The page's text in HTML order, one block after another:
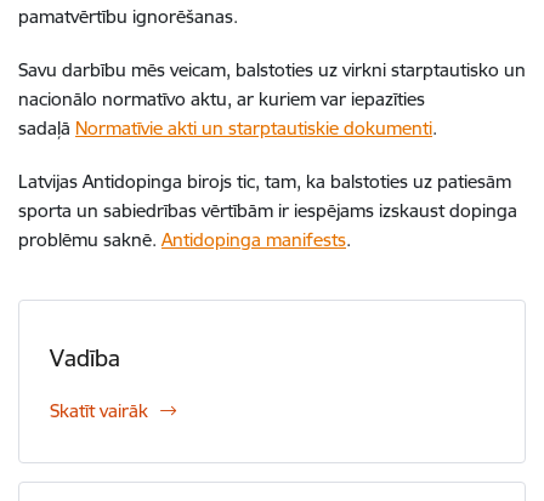
pamatvērtību ignorēšanas.
Savu darbību mēs veicam, balstoties uz virkni starptautisko un
nacionālo normatīvo aktu, ar kuriem var iepazīties
sadaļā Normatīvie akti un starptautiskie dokumenti.
Latvijas Antidopinga birojs tic, tam, ka balstoties uz patiesām
sporta un sabiedrības vērtībām ir iespējams izskaust dopinga
problēmu saknē. Antidopinga manifests.
Vadība
Skatīt vairāk